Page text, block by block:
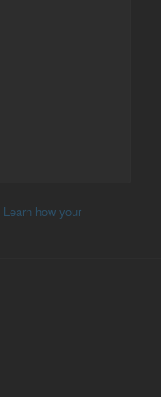
Learn how your